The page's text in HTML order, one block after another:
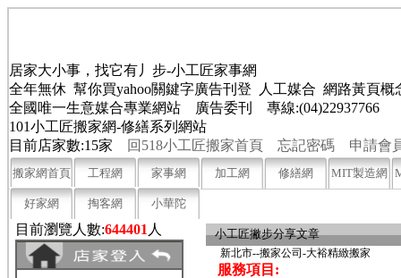
居家大小事，找它有丿步-小工匠家事網
全年無休 幫你買yahoo關鍵字廣告刊登 人工媒合 網路黃頁概
全國唯一生意媒合專業網站 廣告委刊 專線:(04)22937766
101小工匠搬家網-修繕系列網站
目前店家數:15家
回518小工匠搬家首頁 忘記密碼 申請會
搬家網首頁 工程網 家事網 加工網 修繕網 MIT製造網
好家網 掏客網 小華陀
目前瀏覽人數:644401 人 小工匠撇步分享文章
新北市--搬家公司-大裕精緻搬家
服務項目: